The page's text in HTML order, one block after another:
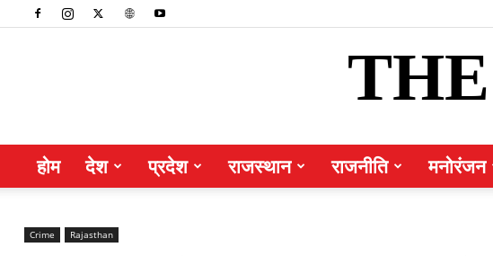
होम देश प्रदेश राजस्थान राजनीति मनोरंजन
Crime Rajasthan